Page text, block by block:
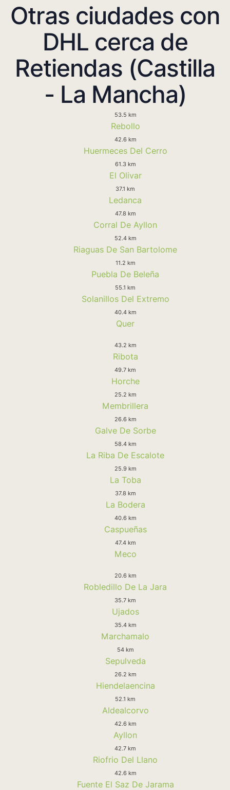
Otras ciudades con
DHL cerca de
Retiendas (Castilla
- La Mancha)
53.5 km
Rebollo
42.6 km
Huermeces Del Cerro
61.3 km
El Olivar
37.1 km
Ledanca
47.8 km
Corral De Ayllon
52.4 km
Riaguas De San Bartolome
11.2 km
Puebla De Beleña
55.1 km
Solanillos Del Extremo
40.4 km
Quer
43.2 km
Ribota
49.7 km
Horche
25.2 km
Membrillera
26.6 km
Galve De Sorbe
58.4 km
La Riba De Escalote
25.9 km
La Toba
37.8 km
La Bodera
40.6 km
Caspueñas
47.4 km
Meco
20.6 km
Robledillo De La Jara
35.7 km
Ujados
35.4 km
Marchamalo
54 km
Sepulveda
26.2 km
Hiendelaencina
52.1 km
Aldealcorvo
42.6 km
Ayllon
42.7 km
Riofrio Del Llano
42.6 km
Fuente El Saz De Jarama